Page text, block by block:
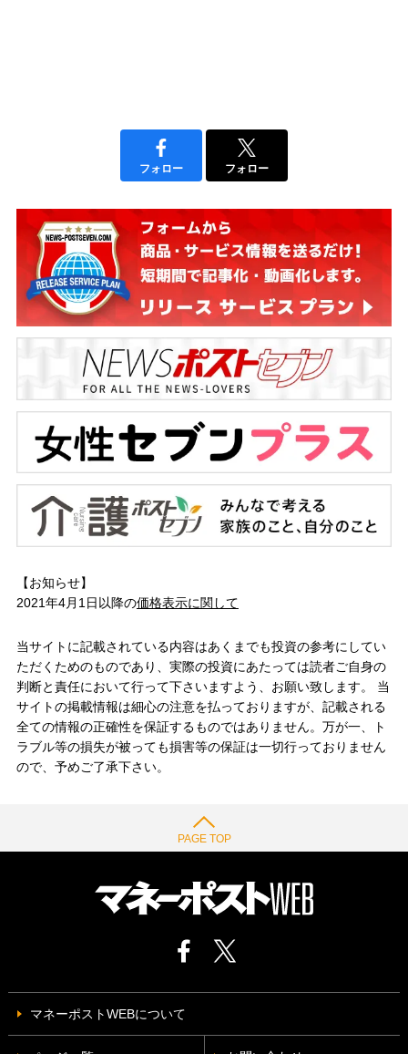
フォロー フォロー
【お知らせ】
2021年4月1日以降の価格表示に関して
当サイトに記載されている内容はあくまでも投資の参考にしてい
ただくためのものであり、実際の投資にあたっては読者ご自身の
判断と責任において行って下さいますよう、お願い致します。 当
サイトの掲載情報は細心の注意を払っておりますが、記載される
全ての情報の正確性を保証するものではありません。万が一、ト
ラブル等の損失が被っても損害等の保証は一切行っておりません
ので、予めご了承下さい。
PAGE TOP
マネーポストWEBについて